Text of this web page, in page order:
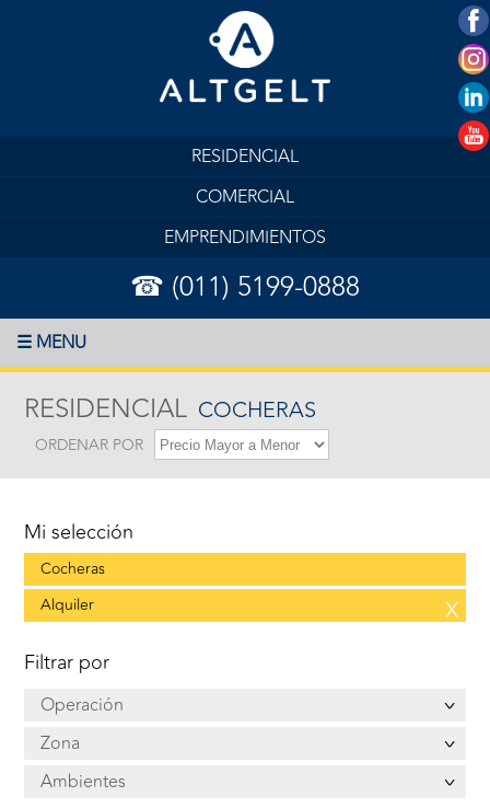
RESIDENCIAL
COMERCIAL
EMPRENDIMIENTOS
☎ (011) 5199-0888
☰ MENU
RESIDENCIAL COCHERAS
ORDENAR POR
Mi selección
Cocheras
Alquiler
X
Filtrar por
Operación
Zona
Ambientes